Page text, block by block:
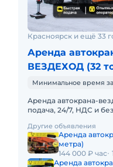
Красноярск и ещё 33
Аренда
ВЕЗДЕХОД (32
Минимальное время
Аренда автокрана-
подача, 24/7, НДС и
КЛИНЦЫ 32
Другие объявления
Аренда
метра)
144 000 ₽ час
Аренда